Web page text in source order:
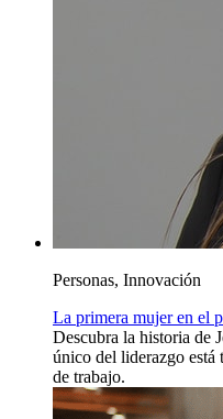
Personas, Innovación
La primera mujer en el
Descubra la historia de
único del liderazgo está
de trabajo.